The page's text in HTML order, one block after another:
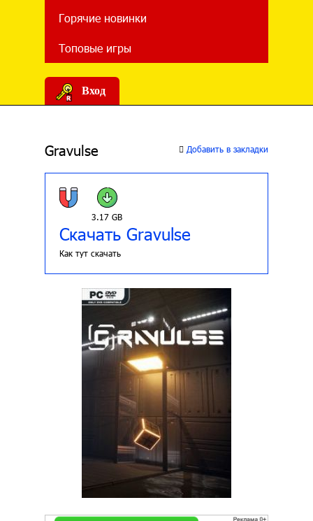
Горячие новинки
Топовые игры
Вход
Gravulse Добавить в закладки
3.17 GB
Скачать Gravulse
Как тут скачать